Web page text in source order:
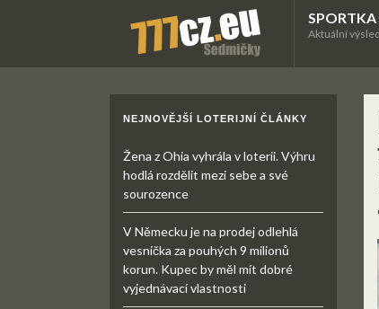
SPORTKA
Aktuální
NEJNOVĚJŠÍ LOTERIJNÍ ČLÁNKY
Žena z Ohia vyhrála v loterii. Výhru
hodlá rozdělit mezi sebe a své
sourozence
V Německu je na prodej odlehlá
vesnička za pouhých 9 milionů
korun. Kupec by měl mít dobré
vyjednávací vlastnosti